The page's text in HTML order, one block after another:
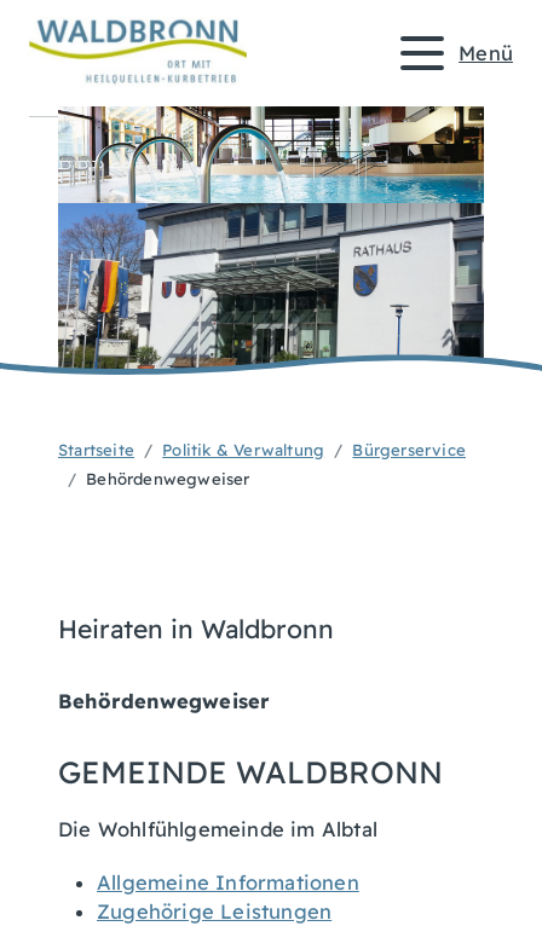
Menü
Startseite Politik & Verwaltung
Bürgerservice
Behördenwegweiser
Heiraten in Waldbronn
Behördenwegweiser
GEMEINDE WALDBRONN
Die Wohlfühlgemeinde im Albtal
Allgemeine Informationen
Zugehörige Leistungen